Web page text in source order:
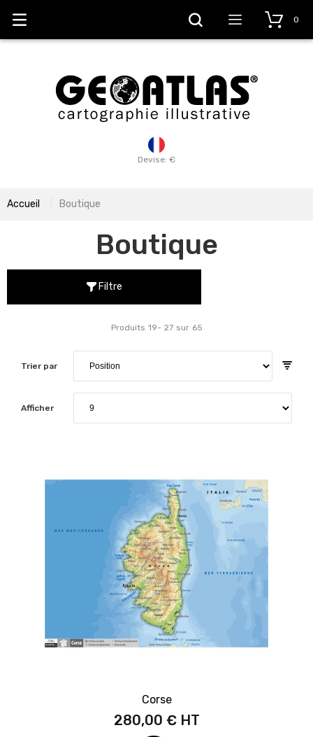
Devise: €
0
Accueil Boutique
Boutique
Filtre
Trier par
Produits 19- 27 sur 65
Afficher
Corse
280,00 €